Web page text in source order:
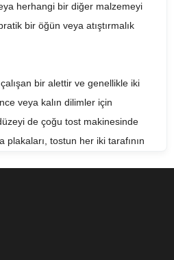
herhangi bir diğer malzemeyi
bir öğün veya atıştırmalık
bir alettir ve genellikle iki
veya kalın dilimler için
de çoğu tost makinesinde
plakaları, tostun her iki tarafının
kafeler, lokantalar ve fast food
sıkça kullanılır. İkinci el